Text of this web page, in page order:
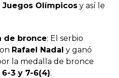
Juegos Olímpicosy así le
de bronce: El serbio
Rafael Nadal y ganó
la medalla de bronce
3 y 7-6(4).